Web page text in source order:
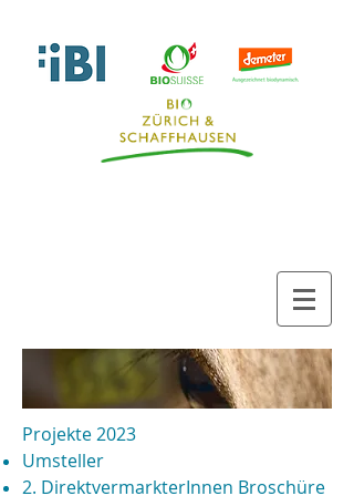
Projekte 2023
Umsteller
2. DirektvermarkterInnen Broschüre